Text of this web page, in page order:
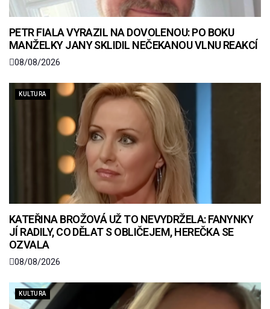
PETR FIALA VYRAZIL NA DOVOLENOU: PO BOKU
MANŽELKY JANY SKLIDIL NEČEKANOU VLNU REAKCÍ
08/08/2026
KULTURA
KATEŘINA BROŽOVÁ UŽ TO NEVYDRŽELA: FANYNKY
JÍ RADILY, CO DĚLAT S OBLIČEJEM, HEREČKA SE
OZVALA
08/08/2026
KULTURA